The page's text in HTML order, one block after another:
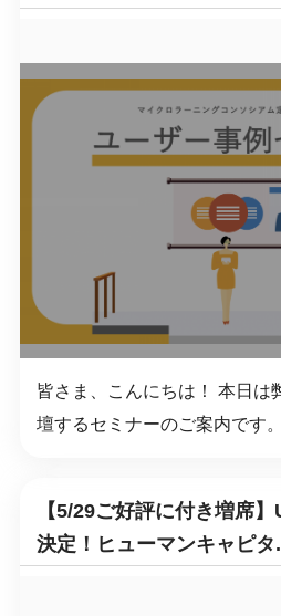
皆さま、こんにちは！ 本日は
壇するセミナーのご案内です
【5/29ご好評に付き増席
決定！ヒューマンキャピタ